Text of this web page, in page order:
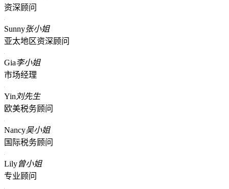
资深顾问
Sunny张小姐
亚太地区资深顾问
Gia李小姐
市场经理
Yin 刘先生
欧美税务顾问
Nancy吴小姐
国际税务顾问
Lily曾小姐
专业顾问